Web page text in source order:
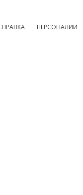
ПЕРСОНАЛИИ